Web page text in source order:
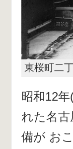
東桜町二
昭和12
れた名
備が お